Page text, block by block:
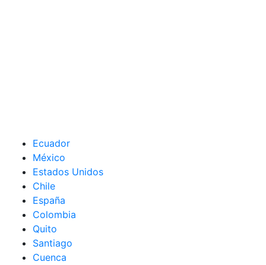
Ecuador
México
Estados Unidos
Chile
España
Colombia
Quito
Santiago
Cuenca